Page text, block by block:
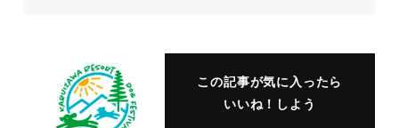
この記事が気に入ったら
いいね！しよう